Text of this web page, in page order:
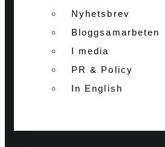
Nyhetsbrev
Bloggsamarbeten
I media
PR & Policy
In English